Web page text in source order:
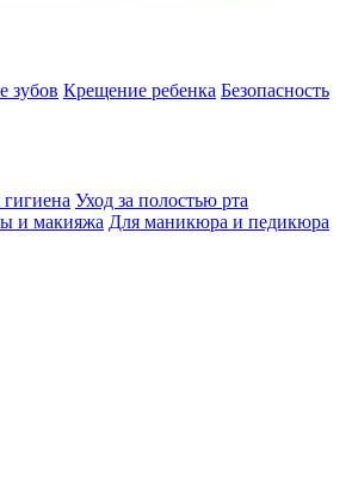
зубов Крещение ребенка Безопасность
Уход за полостью рта
и макияжа Для маникюра и педикюра